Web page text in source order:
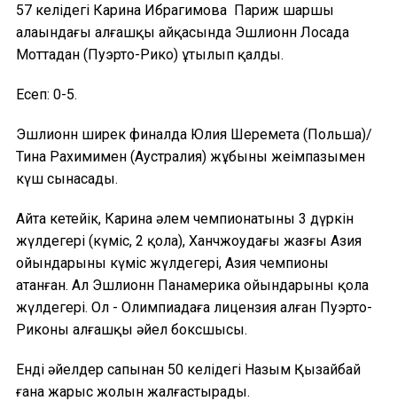
57 келідегі Карина Ибрагимова Париж шаршы
алаңындағы алғашқы айқасында Эшлионн Лосада
Моттадан (Пуэрто-Рико) ұтылып қалды.
Есеп: 0-5.
Эшлионн ширек финалда Юлия Шеремета (Польша)/
Тина Рахимимен (Аустралия) жұбының жеңімпазымен
күш сынасады.
Айта кетейік, Карина әлем чемпионатының 3 дүркін
жүлдегері (күміс, 2 қола), Ханчжоудағы жазғы Азия
ойындарының күміс жүлдегері, Азия чемпионы
атанған. Ал Эшлионн Панамерика ойындарының қола
жүлдегері. Ол - Олимпиадаға лицензия алған Пуэрто-
Риконың алғашқы әйел боксшысы.
Енді әйелдер сапынан 50 келідегі Назым Қызайбай
ғана жарыс жолын жалғастырады.